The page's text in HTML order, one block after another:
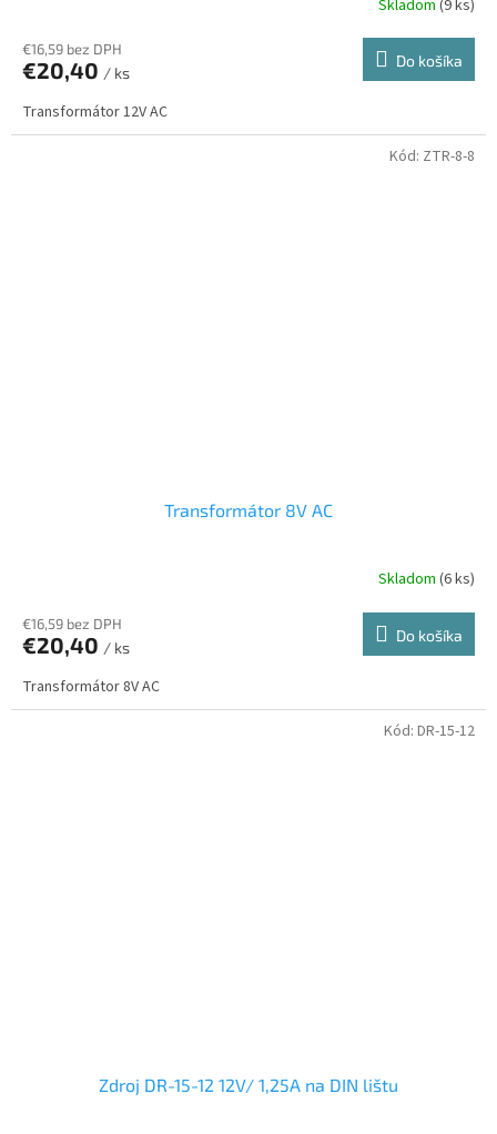
Skladom (9 ks)
€16,59 bez DPH
€20,40 / ks
Do košíka
Transformátor 12V AC
Transformátor 8V AC
Skladom (6 ks)
€16,59 bez DPH
€20,40 / ks
Do košíka
Transformátor 8V AC
Kód: ZTR-8-8
Zdroj DR-15-12 12V/ 1,25A na DIN lištu
Kód: DR-15-12